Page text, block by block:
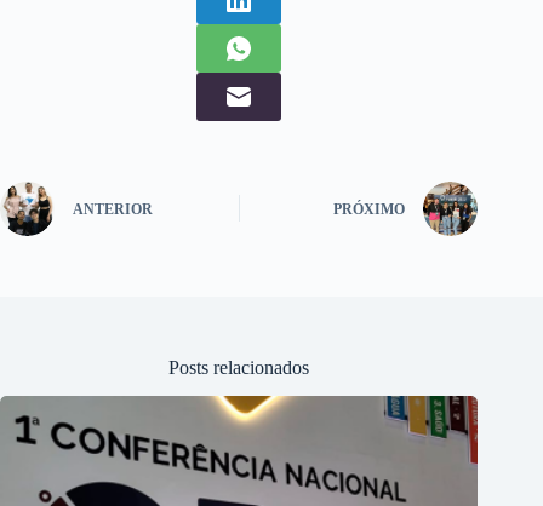
ANTERIOR PRÓXIMO
Posts relacionados